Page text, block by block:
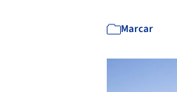
Marcar